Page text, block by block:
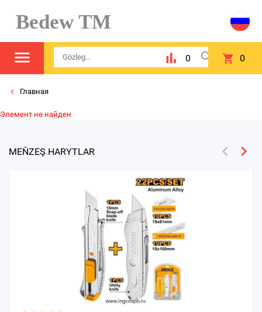
Bedew TM
0 0
Главная
Элемент не найден
MEŇZEŞ HARYTLAR